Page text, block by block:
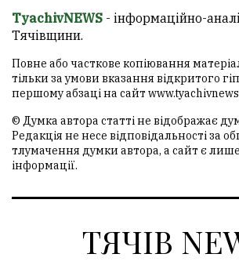
TyachivNEWS - інформаційно-
Тячівщини.
Повне або часткове копіювання
тільки за умови вказання відкритого
першому абзаці на сайт
© Думка автора статті не відображає
Редакція не несе відповідальності за
тлумачення думки автора, а сайт є
інформації.
ТЯЧІВ